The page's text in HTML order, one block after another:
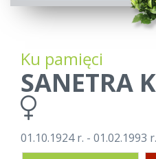
Ku pamięci
SANETRA
01.10.1924 r. - 01.02.1993